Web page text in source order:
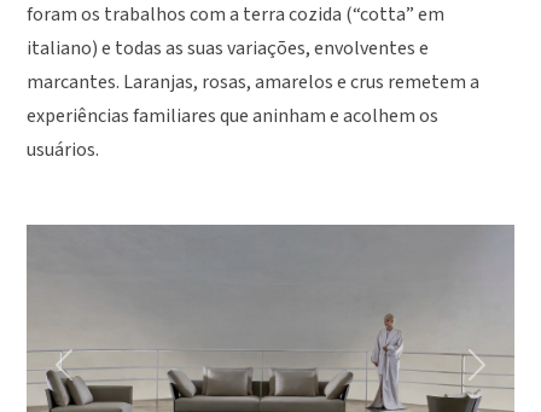
foram os trabalhos com a terra cozida (“cotta” em
italiano) e todas as suas variações, envolventes e
marcantes. Laranjas, rosas, amarelos e crus remetem a
experiências familiares que aninham e acolhem os
usuários.
Previous Next